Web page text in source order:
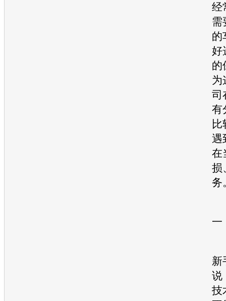
经
需
的
好
的
为
司
有
比
遇
在
损
务
一
新
说
技